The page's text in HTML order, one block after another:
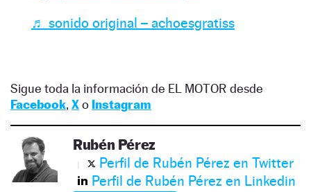
♬ sonido original – achoesgratiss
Sigue toda la información de EL MOTOR desde
Facebook, Xo Instagram
Rubén Pérez
Perfil de Rubén Pérez en Twitter
Perfil de Rubén Pérez en Linkedin